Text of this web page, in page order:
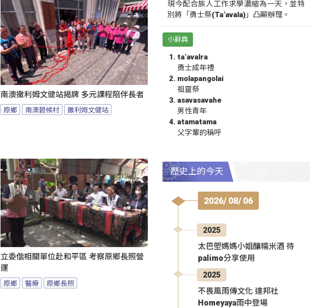
南澳撒利姆文健站揭牌 多元課程陪伴長者
原鄉 南澳碧候村 撒利姆文健站
立委偕相關單位赴和平區 考察原鄉長照營
運
原鄉 醫療 原鄉長照
現今配合族人工作求學濃縮為一天，並特
別將「勇士祭(Ta‘avala)」凸顯辦理。
小辭典
ta‘avalra
勇士成年禮
molapangolai
祖靈祭
asavasavahe
男性青年
atamatama
父字輩的稱呼
歷史上的今天
2026/ 08/ 06
2025
太巴塱媽媽小姐釀糯米酒 待
palimo分享使用
2025
不畏風雨傳文化 達邦社
Homeyaya雨中登場